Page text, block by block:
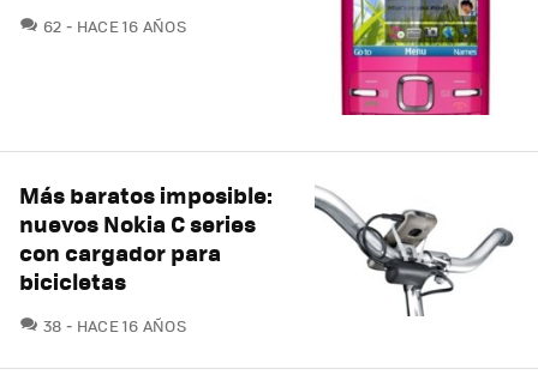
62 COMENTARIOS
HACE 16 AÑOS
Más baratos imposible:
nuevos Nokia C series
con cargador para
bicicletas
38 COMENTARIOS
HACE 16 AÑOS